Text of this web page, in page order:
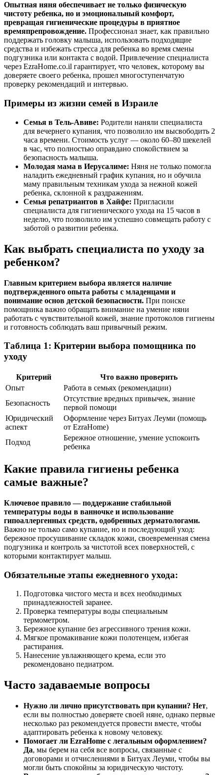
Опытная няня обеспечивает не только физическую
чистоту ребенка, но и эмоциональный комфорт,
превращая гигиенические процедуры в приятное
времяпрепровождение. Профессионал знает, как правильно
поддержать головку малыша, использовать подходящие
средства и избежать стресса для ребенка во время смены
подгузника или контакта с водой. Привлечение специалиста
через EzraHome.co.il гарантирует, что человек, которому вы
доверяете своего ребенка, прошел многоступенчатую
проверку рекомендаций и интервью.
Примеры из жизни семей в Израиле
Семья в Тель-Авиве: Родители наняли специалиста
для вечернего купания, что позволило им высвободить 2
часа времени. Стоимость услуг — около 60–80 шекелей
в час, что полностью оправдано спокойствием за
безопасность малыша.
Молодая мама в Иерусалиме: Няня не только помогла
наладить ежедневный график купания, но и обучила
маму правильным техникам ухода за нежной кожей
ребенка, склонной к раздражениям.
Семья репатриантов в Хайфе: Пригласили
специалиста для гигиенического ухода на 15 часов в
неделю, что позволило им успешно совмещать работу с
заботой о развитии ребенка.
Как выбрать специалиста по уходу за
ребенком?
Главным критерием выбора является наличие
подтвержденного опыта работы с младенцами и
понимание основ детской безопасности. При поиске
помощника важно обращать внимание на умение няни
работать с чувствительной кожей, знание протоколов гигиены
и готовность соблюдать ваш привычный режим.
Таблица 1: Критерии выбора помощника по
уходу
Критерий
Что важно проверить
Опыт
Работа в семьях (рекомендации)
Безопасность
Отсутствие вредных привычек, знание
первой помощи
Юридический
аспект
Оформление через Битуах Леуми (помощь
от EzraHome)
Подход
Бережное отношение, умение успокоить
ребенка
Какие правила гигиены ребенка
самые важные?
Ключевое правило — поддержание стабильной
температуры воды в ванночке и использование
гипоаллергенных средств, одобренных дерматологами.
Важно не только само купание, но и последующий уход:
бережное просушивание складок кожи, своевременная смена
подгузника и контроль за чистотой всех поверхностей, с
которыми контактирует малыш.
Обязательные этапы ежедневного ухода:
Подготовка чистого места и всех необходимых
принадлежностей заранее.
Проверка температуры воды специальным
термометром.
Бережное купание без агрессивного трения кожи.
Мягкое промакивание кожи полотенцем, избегая
растирания.
Нанесение увлажняющего крема, если это
рекомендовано педиатром.
Часто задаваемые вопросы
Нужно ли лично присутствовать при купании? Нет,
если вы полностью доверяете своей няне, однако первые
несколько раз рекомендуется провести вместе, чтобы
адаптировать ребенка к новому человеку.
Помогает ли EzraHome с легальным оформлением?
Да, мы берем на себя все вопросы, связанные с
договорами и отчислениями в Битуах Леуми, чтобы вы
могли быть спокойны за юридическую чистоту.